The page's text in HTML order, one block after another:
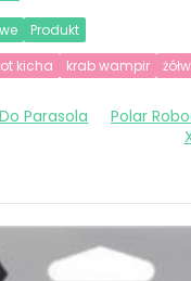
Produkt
kicha krab wampir
Parasola
Polar